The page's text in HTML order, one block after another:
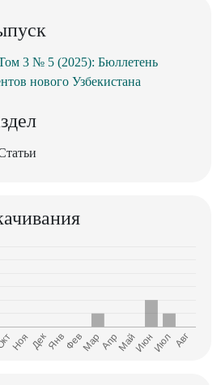
3 № 5 (2025): Бюллетень
нового Узбекистана